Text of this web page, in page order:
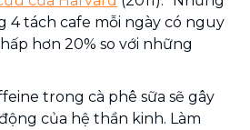
4 tách cafe mỗi ngày có nguy
hơn 20% so với những
trong cà phê sữa sẽ gây
của hệ thần kinh. Làm